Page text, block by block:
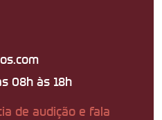
08h às 18h
de audição e fala